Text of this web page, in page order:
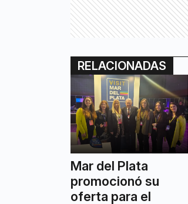
RELACIONADAS
Mar del Plata
promocionó su
oferta para el